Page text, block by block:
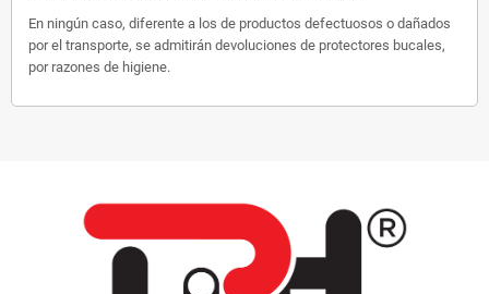
En ningún caso, diferente a los de productos defectuosos o dañados
por el transporte, se admitirán devoluciones de protectores bucales,
por razones de higiene.